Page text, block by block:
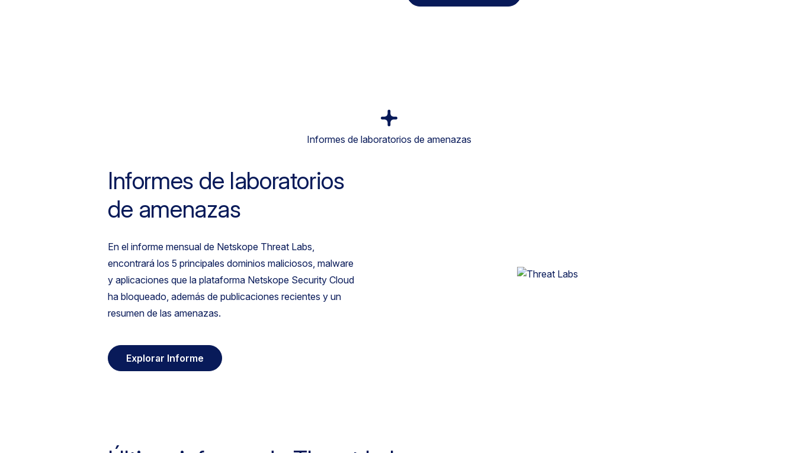
Informes de laboratorios de amenazas
Informes de laboratorios
de amenazas
En el informe mensual de Netskope Threat Labs,
encontrará los 5 principales dominios maliciosos, malware
y aplicaciones que la plataforma Netskope Security Cloud
ha bloqueado, además de publicaciones recientes y un
resumen de las amenazas.
Explorar Informe